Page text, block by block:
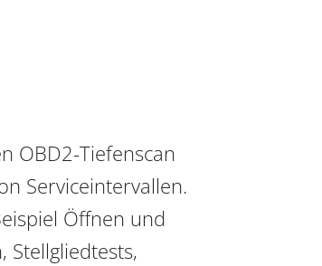
OBD2-Tiefenscan
Serviceintervallen.
Öffnen und